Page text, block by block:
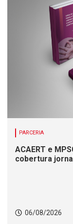
PARCERIA
ACAERT e
cobertura
06/08/2026